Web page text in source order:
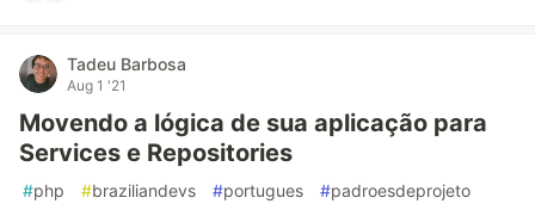
Tadeu Barbosa
Aug 1 '21
Movendo a lógica de sua aplicação para
Services e Repositories
#php #braziliandevs #portugues #padroesdeprojeto